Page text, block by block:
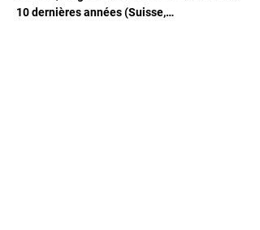
10 dernières années (Suisse,…